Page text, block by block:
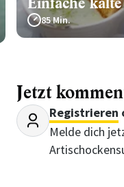
85 Min.
Jetzt
Registrieren
Melde dich